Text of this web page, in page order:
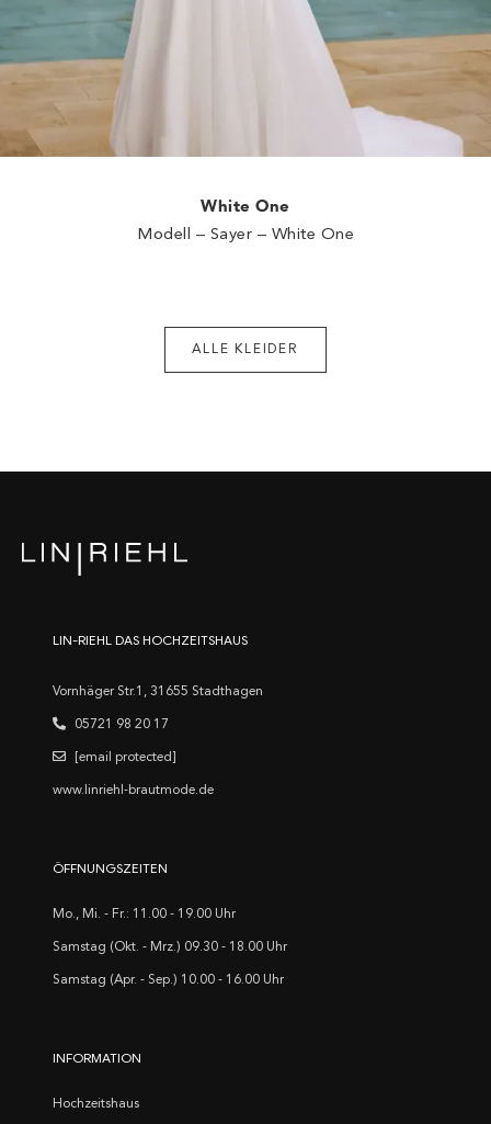
White One
Modell – Sayer – White One
ALLE KLEIDER
LIN-RIEHL DAS HOCHZEITSHAUS
Vornhäger Str.1, 31655 Stadthagen
05721 98 20 17
[email protected]
www.linriehl-brautmode.de
ÖFFNUNGSZEITEN
Mo., Mi. - Fr.: 11.00 - 19.00 Uhr
Samstag (Okt. - Mrz.) 09.30 - 18.00 Uhr
Samstag (Apr. - Sep.) 10.00 - 16.00 Uhr
INFORMATION
Hochzeitshaus